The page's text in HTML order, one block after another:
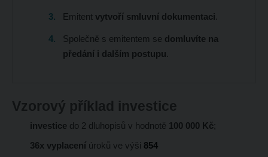
Emitent vytvoří smluvní dokumentaci.
Společně s emitentem se domluvíte na
předání i dalším postupu.
Vzorový příklad investice
investice do 2 dluhopisů v hodnotě 100 000 Kč;
36x vyplaceníúroků ve výši 854